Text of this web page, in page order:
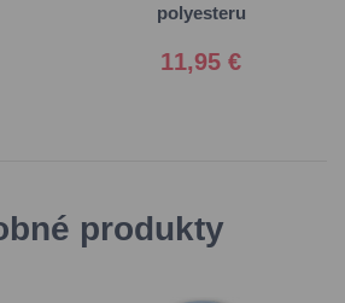
polyesteru
11,95 €
produkty